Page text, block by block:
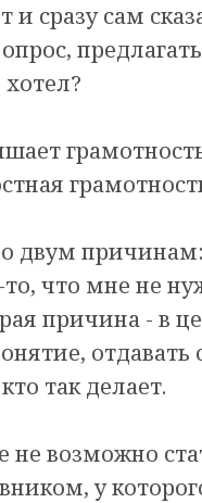
сразу сам
двум
что мне не
причина - в
отдавать
так делает.
не возможно
у